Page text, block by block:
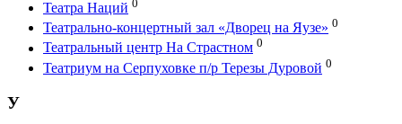
Театра Наций 0
Театрально-концертный зал «Дворец на Яузе» 0
Театральный центр На Страстном 0
Театриум на Серпуховке п/р Терезы Дуровой 0
У